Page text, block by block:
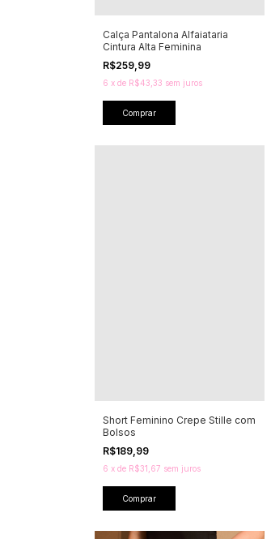
Calça Pantalona Alfaiataria
Cintura Alta Feminina
R$259,99
6 x de R$43,33 sem juros
Comprar
Short Feminino Crepe Stille com
Bolsos
R$189,99
6 x de R$31,67 sem juros
Comprar